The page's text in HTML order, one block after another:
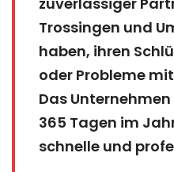
Trossingen und
haben, ihren
oder Probleme
Das
365 Tagen im
schnelle und